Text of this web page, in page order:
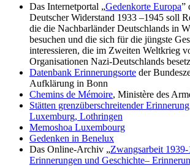
Das Internetportal „Gedenkorte Europa”
Deutscher Widerstand 1933 –1945 soll
die die Nachbarländer Deutschlands in
besuchen und die sich für die jüngste
interessieren, die im Zweiten Weltkrieg
Organisationen Nazi-Deutschlands
Datenbank Erinnerungsorte der
Aufklärung in Bonn
Chemins de Mémoire, Ministère des
Stätten grenzüberschreitender
Luxemburg, Lothringen
Memoshoa Luxembourg
Gedenken in Benelux
Das Online-Archiv „Zwangsarbeit
Erinnerungen und Geschichte–